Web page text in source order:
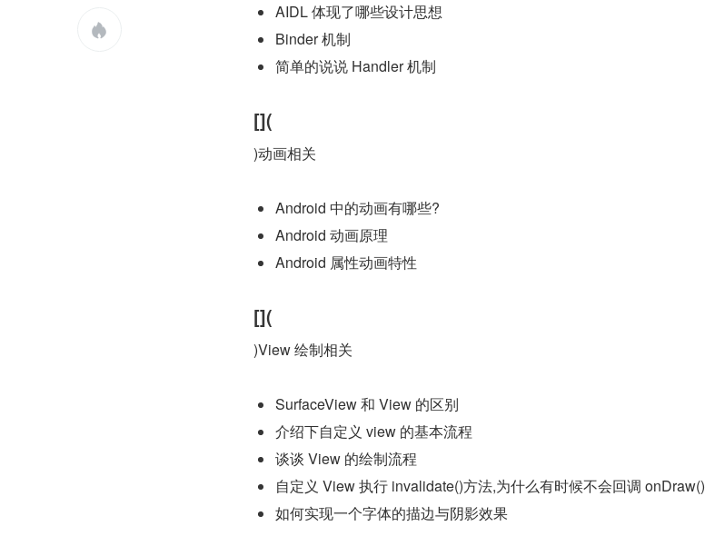

AIDL 体现了哪些设计思想
Binder 机制
简单的说说 Handler 机制
[](
)动画相关
Android 中的动画有哪些?
Android 动画原理
Android 属性动画特性
[](
)View 绘制相关
SurfaceView 和 View 的区别
介绍下自定义 view 的基本流程
谈谈 View 的绘制流程
自定义 View 执行 invalidate()方法,为什么有时候不会回调 onDraw()
如何实现一个字体的描边与阴影效果